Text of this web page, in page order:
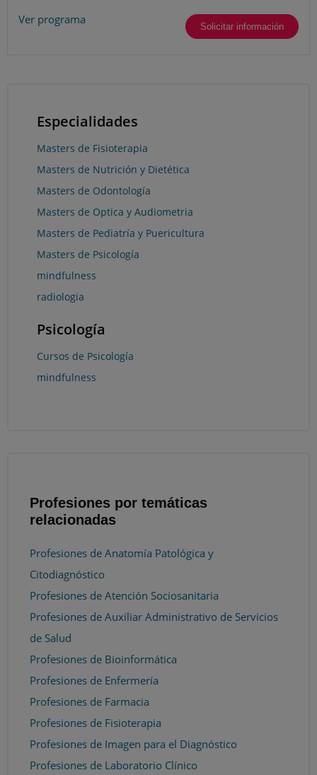
Ver programa
Solicitar información
Especialidades
Masters de Fisioterapia
Masters de Nutrición y Dietética
Masters de Odontología
Masters de Optica y Audiometria
Masters de Pediatría y Puericultura
Masters de Psicología
mindfulness
radiologia
Psicología
Cursos de Psicología
mindfulness
Profesiones por temáticas
relacionadas
Profesiones de Anatomía Patológica y
Citodiagnóstico
Profesiones de Atención Sociosanitaria
Profesiones de Auxiliar Administrativo de Servicios
de Salud
Profesiones de Bioinformática
Profesiones de Enfermería
Profesiones de Farmacia
Profesiones de Fisioterapia
Profesiones de Imagen para el Diagnóstico
Profesiones de Laboratorio Clínico